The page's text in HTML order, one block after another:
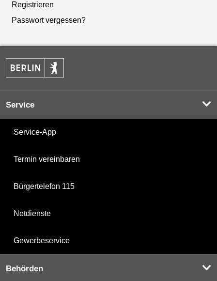
Registrieren
Passwort vergessen?
Service
Service-App
Termin vereinbaren
Bürgertelefon 115
Notdienste
Gewerbeservice
Behörden